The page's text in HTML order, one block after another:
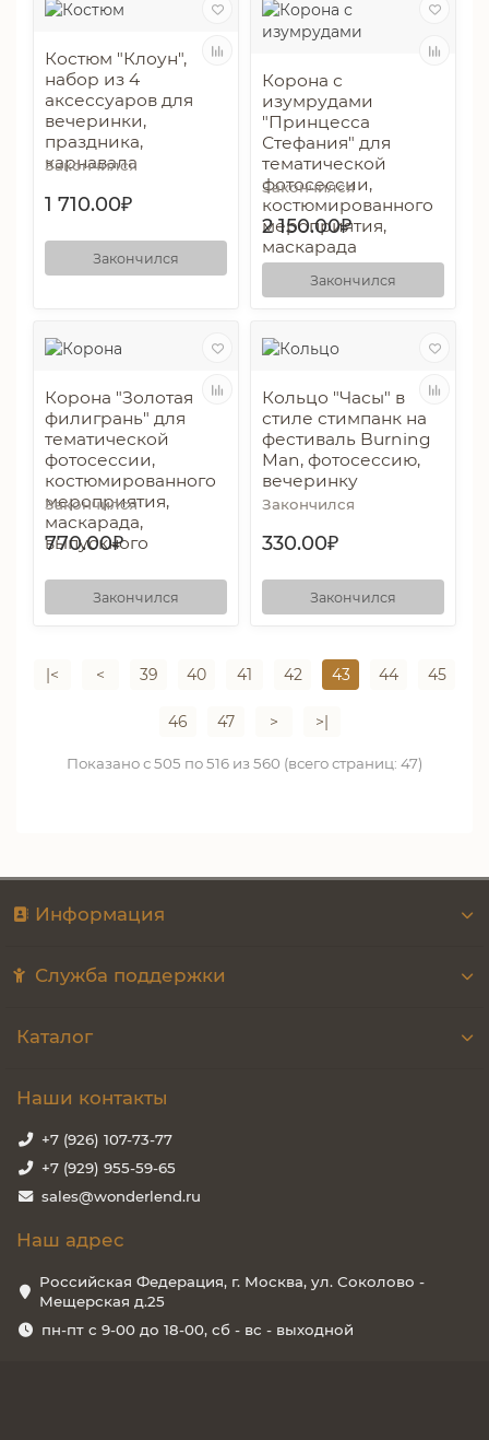
Костюм "Клоун",
набор из 4
аксессуаров для
вечеринки,
праздника,
карнавала
Закончился
1 710.00₽
Закончился
Корона с
изумрудами
"Принцесса
Стефания" для
тематической
фотосессии,
костюмированного
мероприятия,
маскарада
Закончился
2 150.00₽
Закончился
Корона "Золотая
филигрань" для
тематической
фотосессии,
костюмированного
мероприятия,
маскарада,
выпускного
Закончился
770.00₽
Закончился
Кольцо "Часы" в
стиле стимпанк на
фестиваль Burning
Man, фотосессию,
вечеринку
Закончился
330.00₽
Закончился
|< < 39 40 41 42 43 44 45
46 47 > >|
Показано с 505 по 516 из 560 (всего страниц: 47)
Информация
Служба поддержки
Каталог
Наши контакты
+7 (926) 107-73-77
+7 (929) 955-59-65
sales@wonderlend.ru
Наш адрес
Российская Федерация, г. Москва, ул. Соколово -
Мещерская д.25
пн-пт с 9-00 до 18-00, сб - вс - выходной